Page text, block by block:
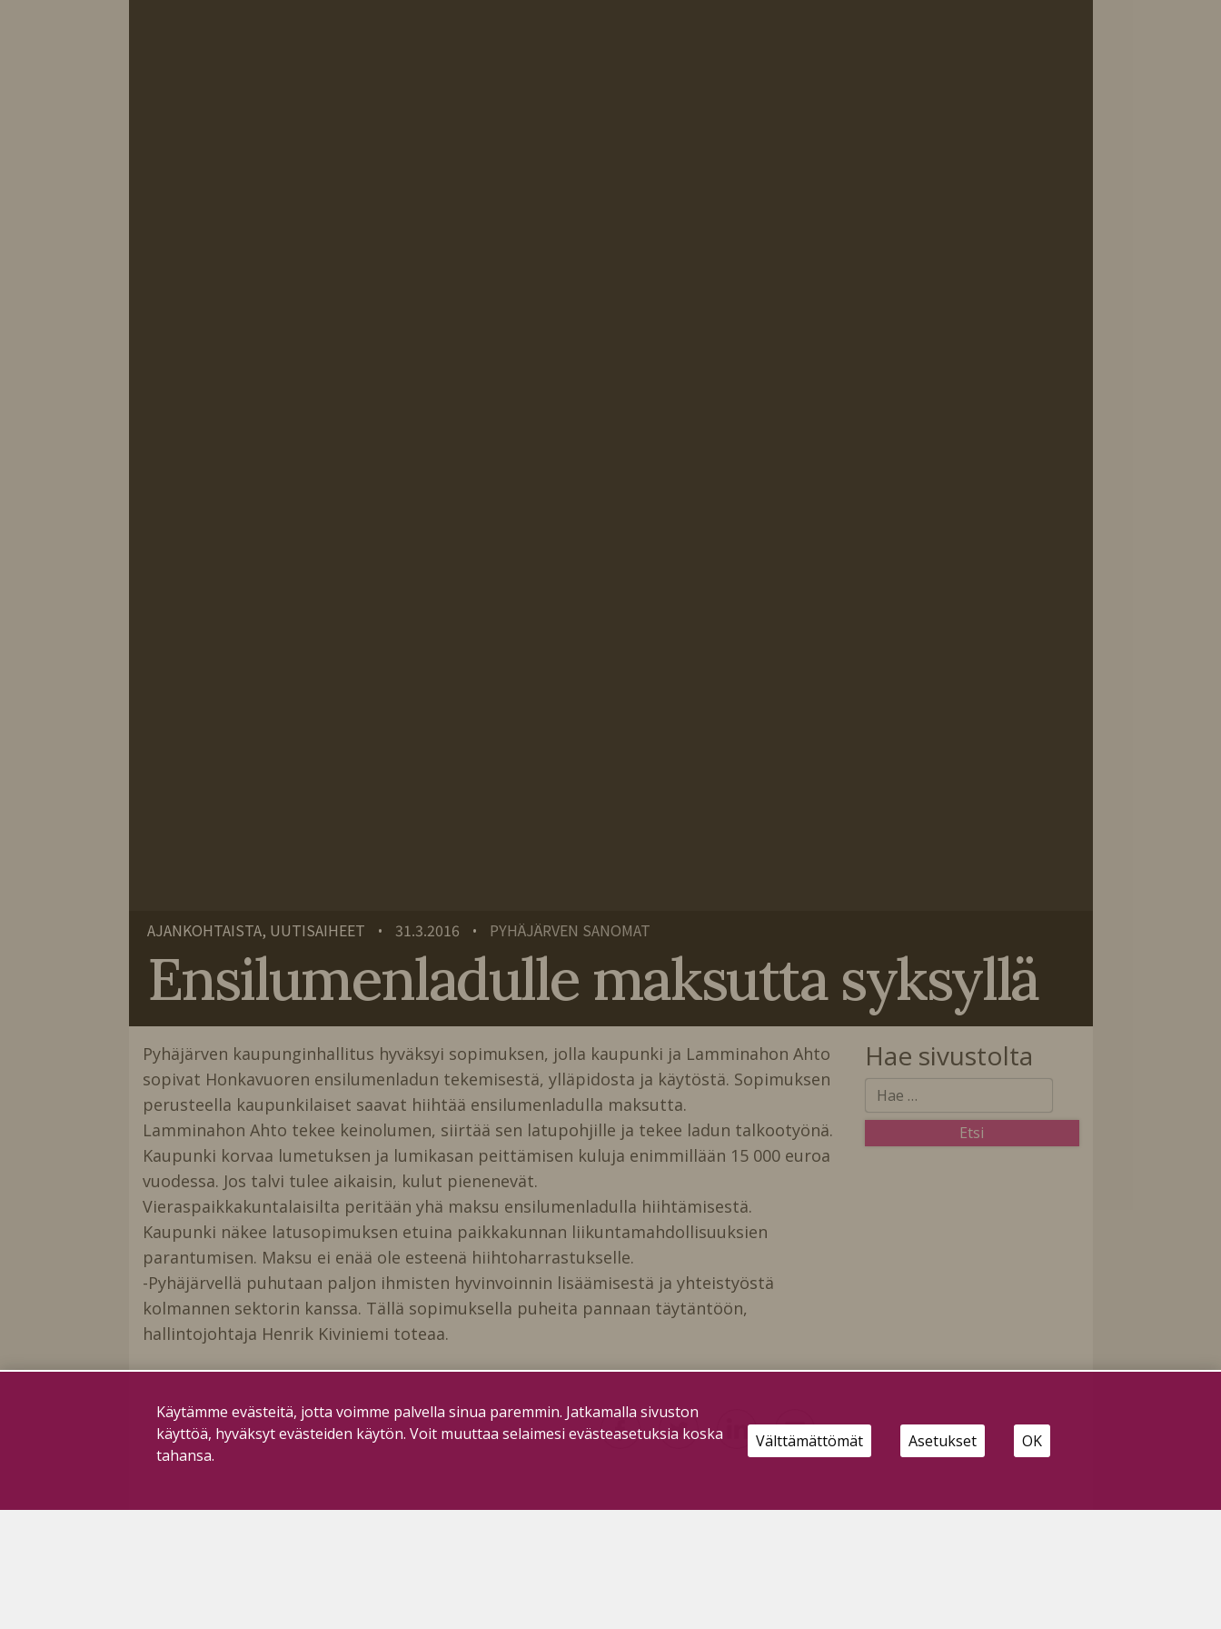
AJANKOHTAISTA, UUTISAIHEET • 31.3.2016 • PYHÄJÄRVEN SANOMAT
Ensilumenladulle maksutta syksyllä
Pyhäjärven kaupunginhallitus hyväksyi sopimuksen, jolla kaupunki ja Lamminahon Ahto
sopivat Honkavuoren ensilumenladun tekemisestä, ylläpidosta ja käytöstä. Sopimuksen
perusteella kaupunkilaiset saavat hiihtää ensilumenladulla maksutta.
Lamminahon Ahto tekee keinolumen, siirtää sen latupohjille ja tekee ladun talkootyönä.
Kaupunki korvaa lumetuksen ja lumikasan peittämisen kuluja enimmillään 15 000 euroa
vuodessa. Jos talvi tulee aikaisin, kulut pienenevät.
Vieraspaikkakuntalaisilta peritään yhä maksu ensilumenladulla hiihtämisestä.
Kaupunki näkee latusopimuksen etuina paikkakunnan liikuntamahdollisuuksien
parantumisen. Maksu ei enää ole esteenä hiihtoharrastukselle.
-Pyhäjärvellä puhutaan paljon ihmisten hyvinvoinnin lisäämisestä ja yhteistyöstä
kolmannen sektorin kanssa. Tällä sopimuksella puheita pannaan täytäntöön,
hallintojohtaja Henrik Kiviniemi toteaa.
Hae sivustolta
Käytämme evästeitä, jotta voimme palvella sinua paremmin. Jatkamalla sivuston
käyttöä, hyväksyt evästeiden käytön. Voit muuttaa selaimesi evästeasetuksia koska
tahansa.
Välttämättömät Asetukset OK